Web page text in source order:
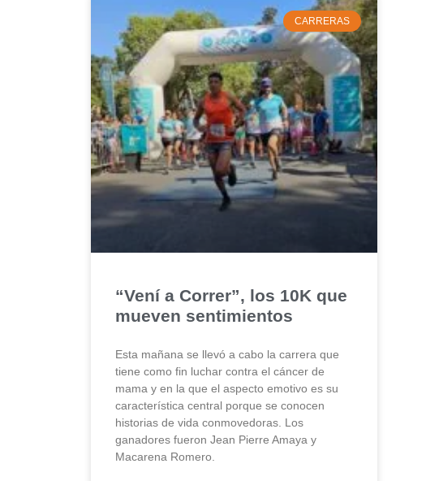
CARRERAS
“Vení a Correr”, los 10K que
mueven sentimientos
Esta mañana se llevó a cabo la carrera que
tiene como fin luchar contra el cáncer de
mama y en la que el aspecto emotivo es su
característica central porque se conocen
historias de vida conmovedoras. Los
ganadores fueron Jean Pierre Amaya y
Macarena Romero.